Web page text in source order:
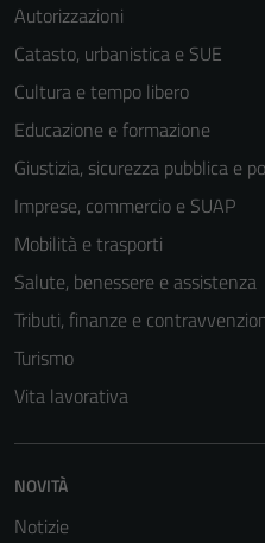
Autorizzazioni
Catasto, urbanistica e SUE
Cultura e tempo libero
Educazione e formazione
Giustizia, sicurezza pubblica e
Imprese, commercio e SUAP
Mobilità e trasporti
Salute, benessere e assistenza
Tributi, finanze e
Turismo
Vita lavorativa
NOVITÀ
Notizie